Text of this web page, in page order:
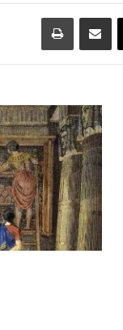
‫X مشاركة عبر البريد
م
ك
ت
ب
ة
ا
ل
إ
س